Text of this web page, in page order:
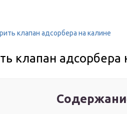
клапан адсорбера на калине
клапан адсорбера